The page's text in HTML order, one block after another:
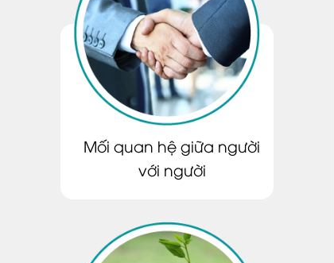
Mối quan hệ giữa người
với người